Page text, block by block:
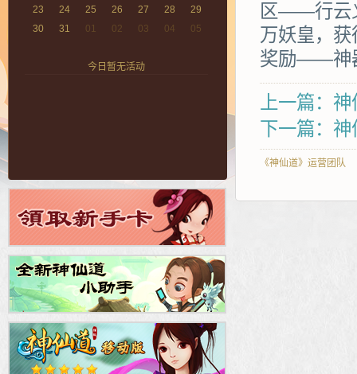
23
24 25 26 27 28
29
30
31 01 02 03 04 05
今日暂无活动
区——行云
万妖皇，获
奖励——神
上一篇：
下一篇：
《神仙道》运营团队